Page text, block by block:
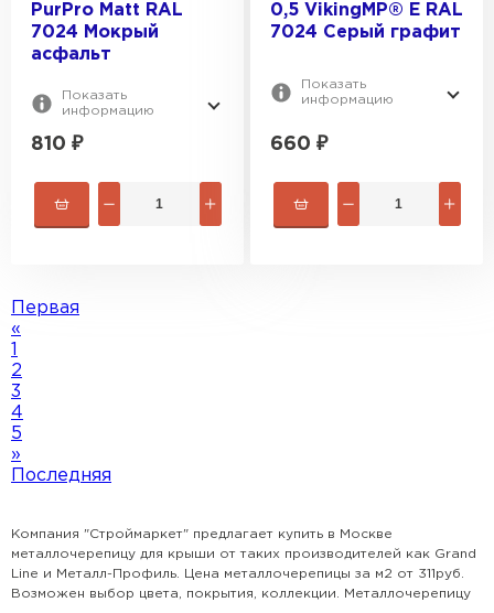
PurPro Matt RAL
7024 Мокрый
асфальт
Показать
информацию
810 ₽
0,5 VikingMP® E RAL
7024 Серый графит
Показать
информацию
660 ₽
Первая
«
2
3
4
5
»
Последняя
Компания "Строймаркет" предлагает купить в Москве
металлочерепицу для крыши от таких производителей как Grand
Line и Металл-Профиль. Цена металлочерепицы за м2 от 311руб.
Возможен выбор цвета, покрытия, коллекции. Металлочерепицу